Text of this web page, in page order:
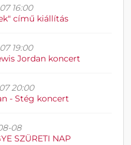
16:00
című kiállítás
19:00
Jordan koncert
20:00
- Stég koncert
08
SZÜRETI NAP